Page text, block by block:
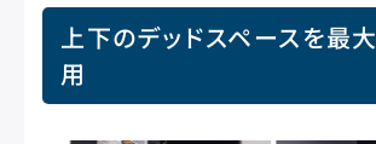
上下のデッドスペースを最
用